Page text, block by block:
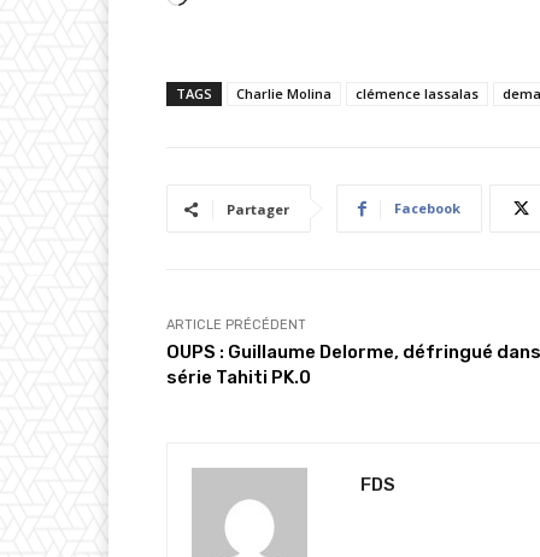
r
…
TAGS Charlie Molina clémence lassalas
Partager Facebook
ARTICLE PRÉCÉDENT
OUPS : Guillaume Delorme, défringué
série Tahiti PK.0
FDS